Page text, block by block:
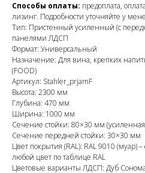
Способы оплаты: предоплата,
лизинг. Подробности уточняйте у
Тип: Пристенный усиленный (с
панелями ЛДСП
Формат: Универсальный
Назначение: Для вина, крепких
(FOOD)
Артикул: Stahler_prjamF
Высота: 2300 мм
Глубина: 470 мм
Ширина: 1000 мм
Сечение стойки: 80×30 мм
Сечение передней стойки: 30×30 мм
Цвет покрытия (RAL): RAL 9010 (муар)
любой цвет по таблице RAL
Цветовые варианты ЛДСП: Дуб